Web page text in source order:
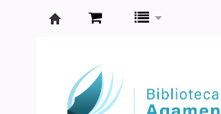
Agamenon
Magalhães